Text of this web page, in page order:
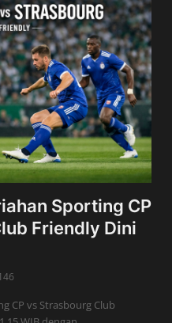
Sporting CP
Friendly Dini
CP vs Strasbourg Club